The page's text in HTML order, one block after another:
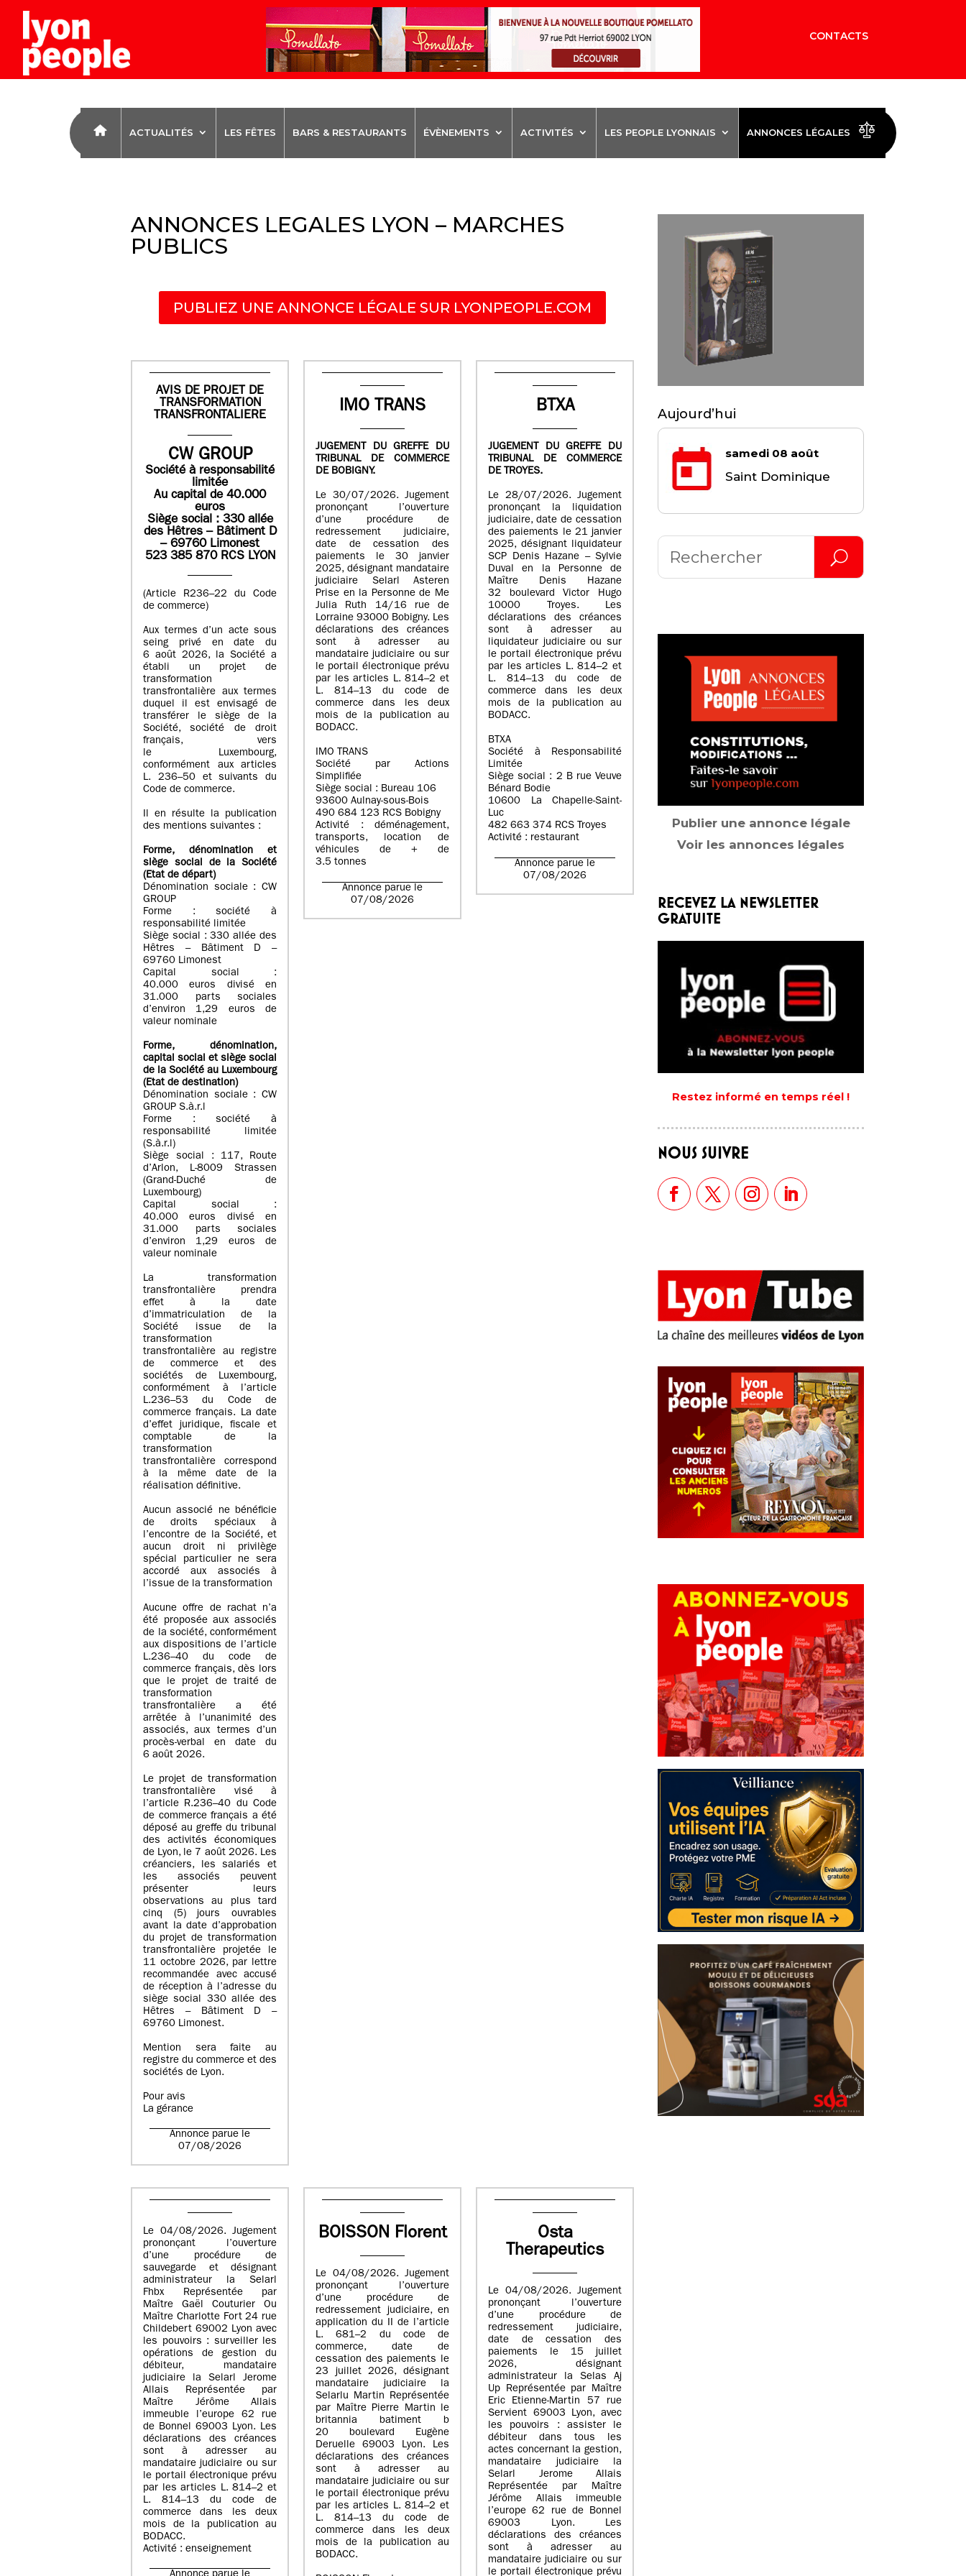
CONTACTS
ACTUALITÉS LES FÊTES BARS & RESTAURANTS ÉVÈNEMENTS ACTIVITÉS LES PEOPLE LYONNAIS ANNONCES LÉGALES
ANNONCES LEGALES LYON – MARCHES
PUBLICS
PUBLIEZ UNE ANNONCE LÉGALE SUR LYONPEOPLE.COM
AVIS DE PROJET DE
TRANSFORMATION
TRANSFRONTALIERE
CW GROUP
Société à responsabilité
limitée
Au capital de 40.000
euros
Siège social : 330 allée
des Hêtres – Bâtiment D
– 69760 Limonest
523 385 870 RCS LYON
(Article R236–22 du Code
de commerce)
Aux termes d’un acte sous
seing privé en date du
6 août 2026, la Société a
établi un projet de
transformation
transfrontalière aux termes
duquel il est envisagé de
transférer le siège de la
Société, société de droit
français, vers
le Luxembourg,
conformément aux articles
L. 236–50 et suivants du
Code de commerce.
Il en résulte la publication
des mentions suivantes :
Forme, dénomination et
siège social de la Société
(Etatde départ)
Dénomination sociale : CW
GROUP
Forme : société à
responsabilité limitée
Siège social : 330 allée des
Hêtres – Bâtiment D –
69760 Limonest
Capital social :
40.000 euros divisé en
31.000 parts sociales
d’environ 1,29 euros de
valeur nominale
Forme, dénomination,
capital social et siège social
de la Société au Luxembourg
(Etat de destination)
Dénomination sociale : CW
GROUP S.à.r.l
Forme : société à
responsabilité limitée
(S.à.r.l)
Siège social : 117, Route
d’Arlon, L-8009 Strassen
(Grand-Duché de
Luxembourg)
Capital social :
40.000 euros divisé en
31.000 parts sociales
d’environ 1,29 euros de
valeur nominale
La transformation
transfrontalière prendra
effet à la date
d’immatriculation de la
Société issue de la
transformation
transfrontalière au registre
de commerce et des
sociétés de Luxembourg,
conformément à l’article
L.236–53 du Code de
commerce français. La date
d’effet juridique, fiscale et
comptable de la
transformation
transfrontalière correspond
à la même date de la
réalisation définitive.
Aucun associé ne bénéficie
de droits spéciaux à
l’encontre de la Société, et
aucun droit ni privilège
spécial particulier ne sera
accordé aux associés à
l’issue de la transformation
Aucune offre de rachat n’a
été proposée aux associés
de la société, conformément
aux dispositions de l’article
L.236–40 du code de
commerce français, dès lors
que le projet de traité de
transformation
transfrontalière a été
arrêtée à l’unanimité des
associés, aux termes d’un
procès-verbal en date du
6 août 2026.
Le projet de transformation
transfrontalière visé à
l’article R.236–40 du Code
de commerce français a été
déposé au greffe du tribunal
des activités économiques
de Lyon, le 7 août 2026. Les
créanciers, les salariés et
les associés peuvent
présenter leurs
observations au plus tard
cinq (5) jours ouvrables
avant la date d’approbation
du projet de transformation
transfrontalière projetée le
11 octobre 2026, par lettre
recommandée avec accusé
de réception à l’adresse du
siège social 330 allée des
Hêtres – Bâtiment D –
69760 Limonest.
Mention sera faite au
registre du commerce et des
sociétés de Lyon.
Pour avis
La gérance
Annonce parue le
07/08/2026
IMO TRANS
JUGEMENT DU GREFFE DU
TRIBUNAL DE COMMERCE
DE BOBIGNY.
Le 30/07/2026. Jugement
prononçant l’ouverture
d’une procédure de
redressement judiciaire,
date de cessation des
paiements le 30 janvier
2025, désignant mandataire
judiciaire Selarl Asteren
Prise en la Personne de Me
Julia Ruth 14/16 rue de
Lorraine 93000 Bobigny. Les
déclarations des créances
sont à adresser au
mandataire judiciaire ou sur
le portail électronique prévu
par les articles L. 814–2 et
L. 814–13 du code de
commerce dans les deux
mois de la publication au
BODACC.
IMO TRANS
Société par Actions
Simplifiée
Siège social : Bureau 106
93600 Aulnay-sous-Bois
490 684 123 RCS Bobigny
Activité : déménagement,
transports, location de
véhicules de + de
3.5 tonnes
Annonce parue le
07/08/2026
BTXA
JUGEMENT DU GREFFE DU
TRIBUNAL DE COMMERCE
DE TROYES.
Le 28/07/2026. Jugement
prononçant la liquidation
judiciaire, date de cessation
des paiements le 21 janvier
2025, désignant liquidateur
SCP Denis Hazane – Sylvie
Duval en la Personne de
Maître Denis Hazane
32 boulevard Victor Hugo
10000 Troyes. Les
déclarations des créances
sont à adresser au
liquidateur judiciaire ou sur
le portail électronique prévu
par les articles L. 814–2 et
L. 814–13 du code de
commerce dans les deux
mois de la publication au
BODACC.
BTXA
Société à Responsabilité
Limitée
Siège social : 2 B rue Veuve
Bénard Bodie
10600 La Chapelle-Saint-
Luc
482 663 374 RCS Troyes
Activité : restaurant
Annonce parue le
07/08/2026
Le 04/08/2026. Jugement
prononçant l’ouverture
d’une procédure de
sauvegarde et désignant
administrateur la Selarl
Fhbx Représentée par
Maître Gaël Couturier Ou
Maître Charlotte Fort 24 rue
Childebert 69002 Lyon avec
les pouvoirs : surveiller les
opérations de gestion du
débiteur, mandataire
judiciaire la Selarl Jerome
Allais Représentée par
Maître Jérôme Allais
immeuble l’europe 62 rue
de Bonnel 69003 Lyon. Les
déclarations des créances
sont à adresser au
mandataire judiciaire ou sur
le portail électronique prévu
par les articles L. 814–2 et
L. 814–13 du code de
commerce dans les deux
mois de la publication au
BODACC.
Activité : enseignement
BOISSON Florent
Le 04/08/2026. Jugement
prononçant l’ouverture
d’une procédure de
redressement judiciaire, en
application du II de l’article
L. 681–2 du code de
commerce, date de
cessation des paiements le
23 juillet 2026, désignant
mandataire judiciaire la
Selarlu Martin Représentée
par Maître Pierre Martin le
britannia batiment b
20 boulevard Eugène
Deruelle 69003 Lyon. Les
déclarations des créances
sont à adresser au
mandataire judiciaire ou sur
le portail électronique prévu
par les articles L. 814–2 et
L. 814–13 du code de
commerce dans les deux
mois de la publication au
BODACC.
Osta
Therapeutics
Le 04/08/2026. Jugement
prononçant l’ouverture
d’une procédure de
redressement judiciaire,
date de cessation des
paiements le 15 juillet
2026, désignant
administrateur la Selas Aj
Up Représentée par Maître
Eric Etienne-Martin 57 rue
Servient 69003 Lyon, avec
les pouvoirs : assister le
débiteur dans tous les
actes concernant la gestion,
mandataire judiciaire la
Selarl Jerome Allais
Représentée par Maître
Jérôme Allais immeuble
l’europe 62 rue de Bonnel
69003 Lyon. Les
déclarations des créances
sont à adresser au
mandataire judiciaire ou sur
le portail électronique prévu
Aujourd’hui
samedi 08 août
Saint Dominique
Publier une annonce légale
Voir les annonces légales
RECEVEZ LA NEWSLETTER
GRATUITE
Restez informé en temps réel !
NOUS SUIVRE